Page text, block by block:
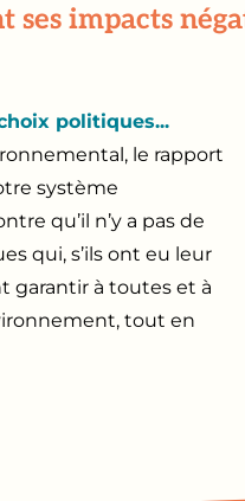
ses impacts
politiques...
le rapport
système
qu’il n’y a pas de
qui, s’ils ont eu leur
garantir à toutes et à
tout en